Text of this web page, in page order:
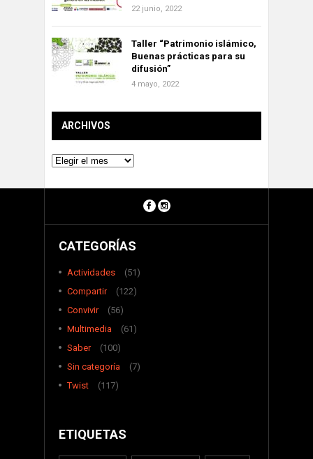
22 junio, 2022
Taller “Patrimonio islámico,
Buenas prácticas para su
difusión”
4 mayo, 2022
ARCHIVOS
Archivos
CATEGORÍAS
Actividades
(51)
Compartir
(122)
Convivir
(56)
Multimedia
(61)
Saber
(100)
Sin categoría
(7)
Twist
(117)
ETIQUETAS